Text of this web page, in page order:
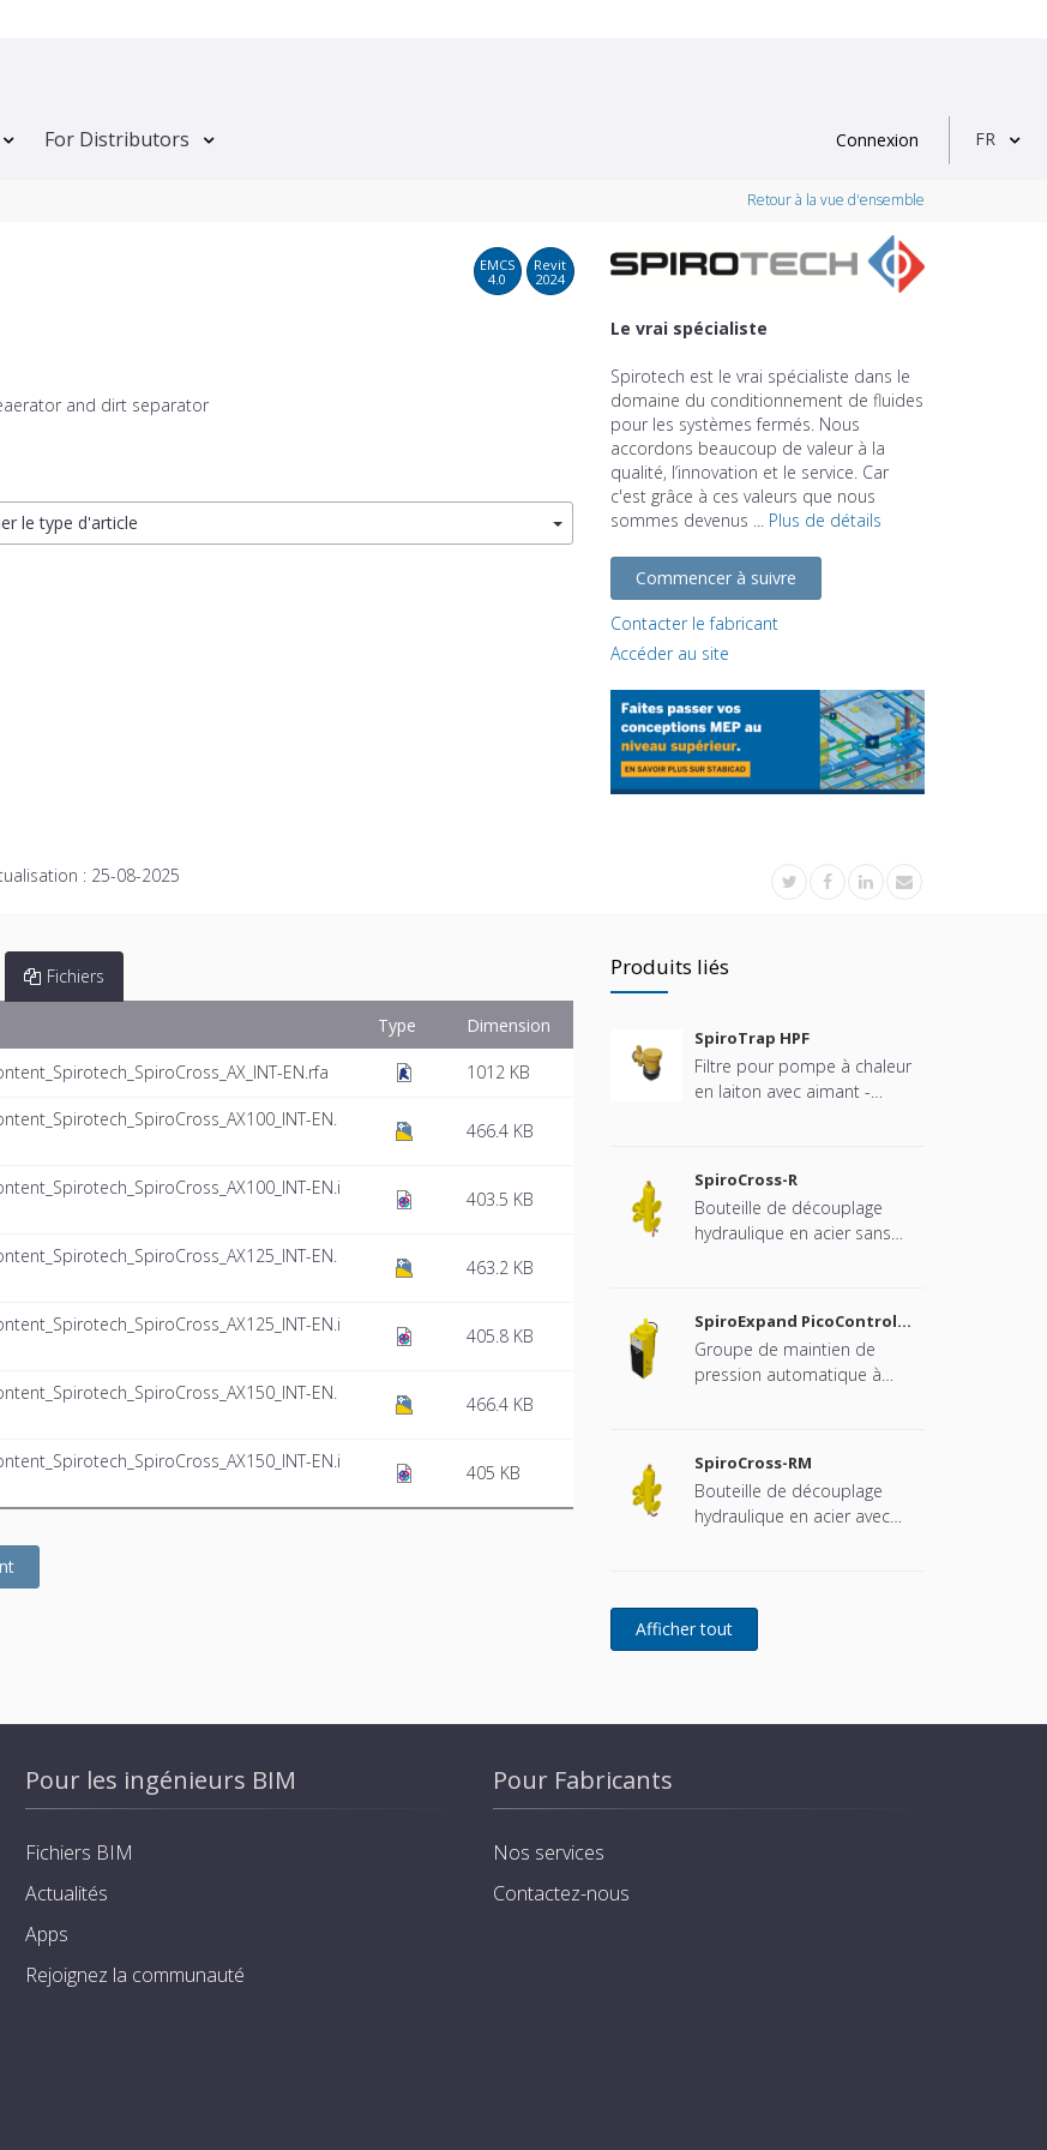
For Distributors Connexion FR
Retour à la vue d'ensemble
EMCS
4.0
Revit
2024
and dirt separator
le type d'article
Le vrai spécialiste
Spirotech est le vrai spécialiste dans le
domaine du conditionnement de fluides
pour les systèmes fermés. Nous
accordons beaucoup de valeur à la
qualité, l’innovation et le service. Car
c'est grâce à ces valeurs que nous
sommes devenus ... Plus de détails
Commencer à suivre
Contacter le fabricant
Accéder au site
: 25-08-2025
Fichiers
Type Dimension
EN.rfa 1012 KB
EN.
466.4 KB
EN.i
403.5 KB
EN.
463.2 KB
EN.i
405.8 KB
EN.
466.4 KB
EN.i
405 KB
Produits liés
SpiroTrap HPF
Filtre pour pompe à chaleur
en laiton avec aimant -
SpiroCross-R
Bouteille de découplage
hydraulique en acier sans
à brides
SpiroExpand PicoControl
Kompact Solo EPCK-S
Groupe de maintien de
pression automatique à
Bâche fermée (vase à
pression atmosphérique).
SpiroCross-RM
Bouteille de découplage
hydraulique en acier avec
à brides
Pour les ingénieurs BIM
Fichiers BIM
Actualités
Apps
Rejoignez la communauté
Pour Fabricants
Nos services
Contactez-nous